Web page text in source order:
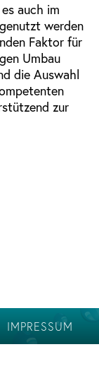
auch im
werden
Faktor für
Umbau
die Auswahl
zur
IMPRESSUM